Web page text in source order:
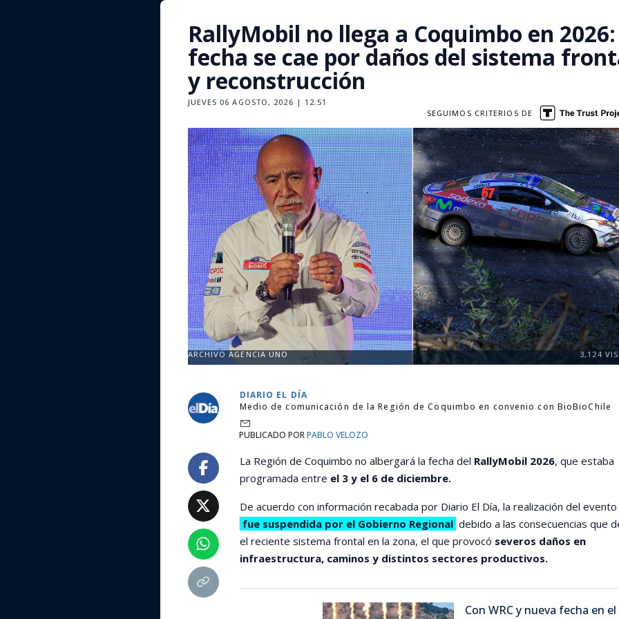
RallyMobil no llega a Coquimbo en 2026:
fecha se cae por daños del sistema
y reconstrucción
JUEVES 06 AGOSTO, 2026 | 12:51
SEGUIMOS CRITERIOS DE
ARCHIVO AGENCIA UNO 3,124
DIARIO EL DÍA
Medio de comunicación de la Región de Coquimbo en convenio con BioBioChile
PUBLICADO PORPABLO VELOZO
La Región de Coquimbo no albergará la fecha del RallyMobil 2026, que estaba
programada entre el 3 y el 6 de diciembre.
De acuerdo con información recabada por Diario El Día, la realización del evento
fue suspendida por el Gobierno Regional debido a las consecuencias que
el reciente sistema frontal en la zona, el que provocó severos daños en
infraestructura, caminos y distintos sectores productivos.
Con WRC y nueva fecha en el